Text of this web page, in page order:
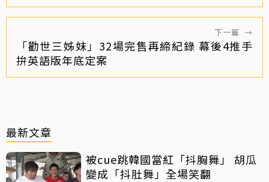
下一篇 →
「勸世三姊妹」32場完售再締紀錄 幕後4推手
拚英語版年底定案
最新文章
被cue跳韓國當紅「抖胸舞」 胡瓜
變成「抖肚舞」全場笑翻